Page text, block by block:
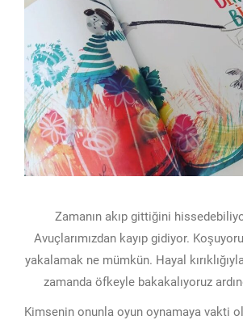
Zamanın akıp gittiğini
Avuçlarımızdan kayıp gidiyor.
yakalamak ne mümkün. Hayal
zamanda öfkeyle bakakalıyoruz
Kimsenin onunla oyun oynamaya vakti